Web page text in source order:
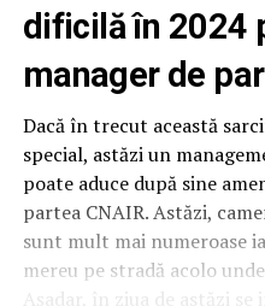
dificilă în 2024
manager de
Dacă în trecut această
special, astăzi un
poate aduce după sine
partea CNAIR. Astăzi,
sunt mult mai numeroase
mereu pe stradă acolo
Așadar, în ziua de astăzi